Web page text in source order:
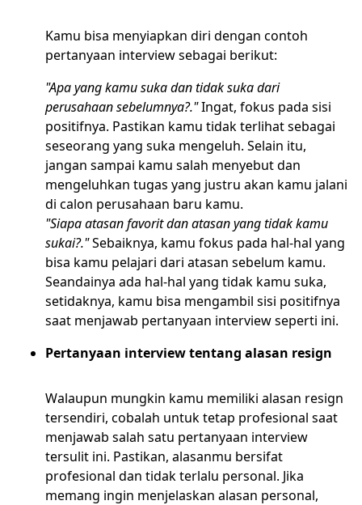
Kamu bisa menyiapkan diri dengan contoh
pertanyaan interview sebagai berikut:
"Apa yang kamu suka dan tidak suka dari
perusahaan sebelumnya?."Ingat, fokus pada sisi
positifnya. Pastikan kamu tidak terlihat sebagai
seseorang yang suka mengeluh. Selain itu,
jangan sampai kamu salah menyebut dan
mengeluhkan tugas yang justru akan kamu jalani
di calon perusahaan baru kamu.
"Siapa atasan favorit dan atasan yang tidak kamu
sukai?."Sebaiknya, kamu fokus pada hal-hal yang
bisa kamu pelajari dari atasan sebelum kamu.
Seandainya ada hal-hal yang tidak kamu suka,
setidaknya, kamu bisa mengambil sisi positifnya
saat menjawab pertanyaan interview seperti ini.
Pertanyaan interview tentang alasan resign
Walaupun mungkin kamu memiliki alasan resign
tersendiri, cobalah untuk tetap profesional saat
menjawab salah satu pertanyaan interview
tersulit ini. Pastikan, alasanmu bersifat
profesional dan tidak terlalu personal. Jika
memang ingin menjelaskan alasan personal,